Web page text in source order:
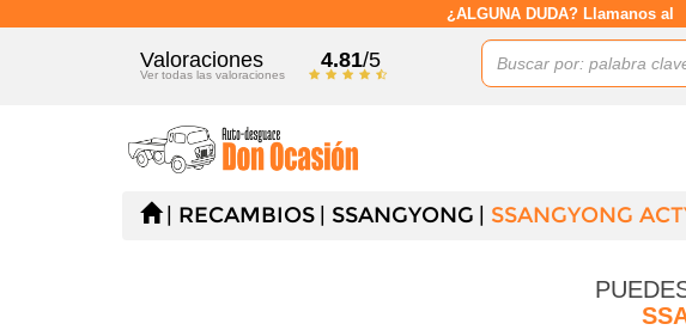
¿ALGUNA DUDA? Llamanos al
Valoraciones
Ver todas las valoraciones
4.81/5
RECAMBIOS SSANGYONG SSANGYONG